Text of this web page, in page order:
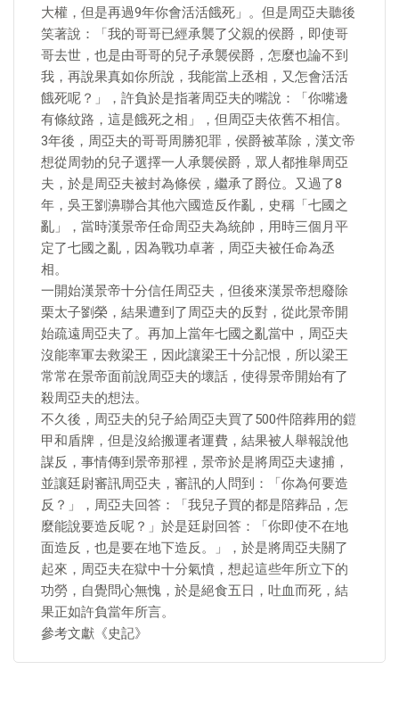
大權，但是再過9年你會活活餓死」。但是周亞夫聽後
笑著說：「我的哥哥已經承襲了父親的侯爵，即使哥
哥去世，也是由哥哥的兒子承襲侯爵，怎麼也論不到
我，再說果真如你所說，我能當上丞相，又怎會活活
餓死呢？」，許負於是指著周亞夫的嘴說：「你嘴邊
有條紋路，這是餓死之相」，但周亞夫依舊不相信。
3年後，周亞夫的哥哥周勝犯罪，侯爵被革除，漢文帝
想從周勃的兒子選擇一人承襲侯爵，眾人都推舉周亞
夫，於是周亞夫被封為條侯，繼承了爵位。又過了8
年，吳王劉濞聯合其他六國造反作亂，史稱「七國之
亂」，當時漢景帝任命周亞夫為統帥，用時三個月平
定了七國之亂，因為戰功卓著，周亞夫被任命為丞
相。
一開始漢景帝十分信任周亞夫，但後來漢景帝想廢除
栗太子劉榮，結果遭到了周亞夫的反對，從此景帝開
始疏遠周亞夫了。再加上當年七國之亂當中，周亞夫
沒能率軍去救梁王，因此讓梁王十分記恨，所以梁王
常常在景帝面前說周亞夫的壞話，使得景帝開始有了
殺周亞夫的想法。
不久後，周亞夫的兒子給周亞夫買了500件陪葬用的鎧
甲和盾牌，但是沒給搬運者運費，結果被人舉報說他
謀反，事情傳到景帝那裡，景帝於是將周亞夫逮捕，
並讓廷尉審訊周亞夫，審訊的人問到：「你為何要造
反？」，周亞夫回答：「我兒子買的都是陪葬品，怎
麼能說要造反呢？」於是廷尉回答：「你即使不在地
面造反，也是要在地下造反。」，於是將周亞夫關了
起來，周亞夫在獄中十分氣憤，想起這些年所立下的
功勞，自覺問心無愧，於是絕食五日，吐血而死，結
果正如許負當年所言。
參考文獻《史記》